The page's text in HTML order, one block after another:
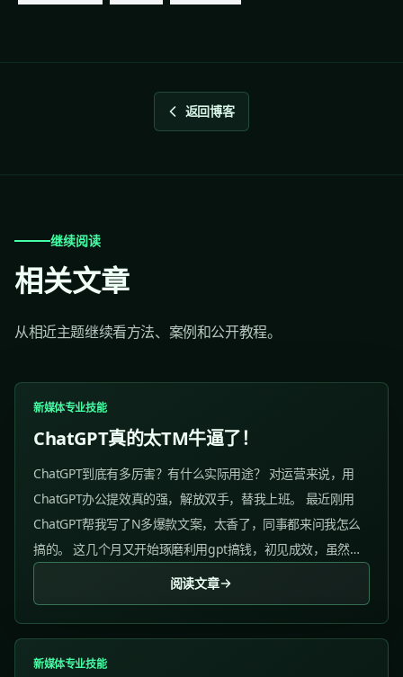
返回博客
继续阅读
相关文章
从相近主题继续看方法、案例和公开教程。
新媒体专业技能
ChatGPT真的太TM牛逼了！
ChatGPT到底有多厉害？有什么实际用途？ 对运营来说，用
ChatGPT办公提效真的强，解放双手，替我上班。 最近刚用
ChatGPT帮我写了N多爆款文案，太香了，同事都来问我怎么
搞的。 这几个月又开始琢磨利用gpt搞钱，初见成效，虽然不
多但是还挺有意思的。 01 办公提效工具...
阅读文章
新媒体专业技能